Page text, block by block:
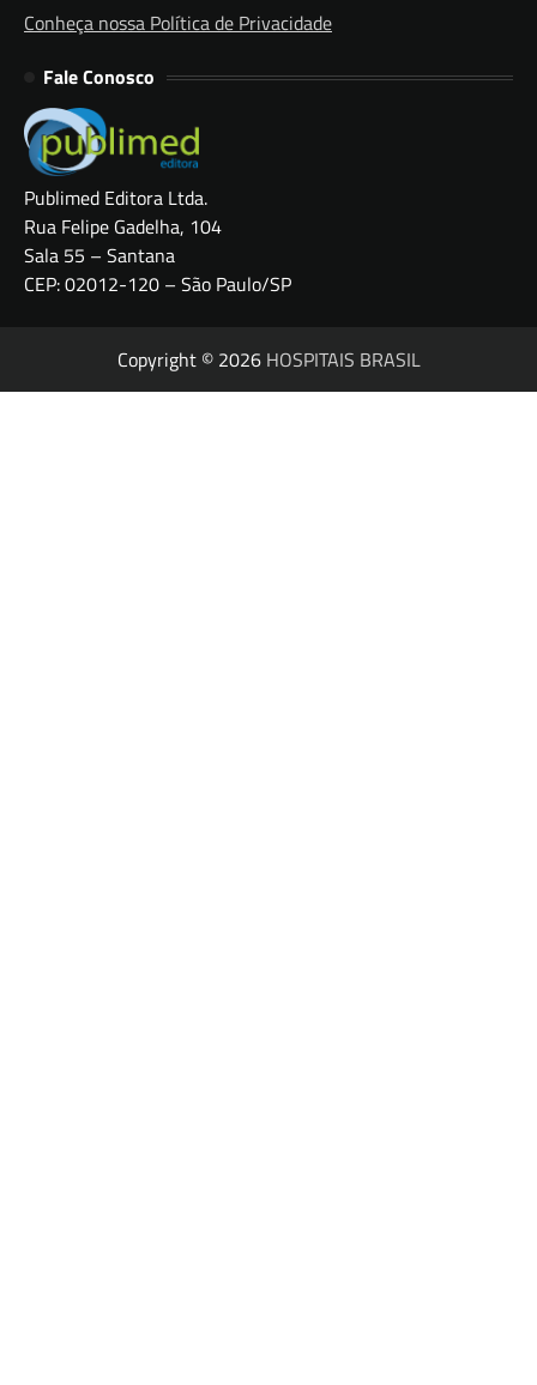
Conheça nossa Política de Privacidade
Fale Conosco
Publimed Editora Ltda.
Rua Felipe Gadelha, 104
Sala 55 – Santana
CEP: 02012-120 – São Paulo/SP
Copyright © 2026 HOSPITAIS BRASIL